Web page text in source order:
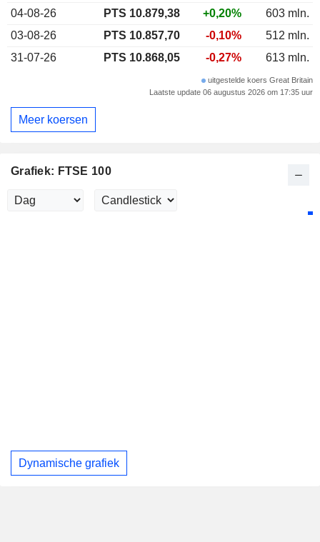
Grafiek: FTSE 100
Dynamische grafiek
04-08-26
PTS 10.879,38 +0,20%
603 mln.
03-08-26
PTS 10.857,70 -0,10%
512 mln.
31-07-26
PTS 10.868,05 -0,27% 613 mln.
uitgestelde koers Great Britain
Laatste update 06 augustus 2026 om 17:35 uur
Meer koersen